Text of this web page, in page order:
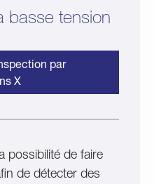
basse tension
par
X
possibilité de faire
de détecter des